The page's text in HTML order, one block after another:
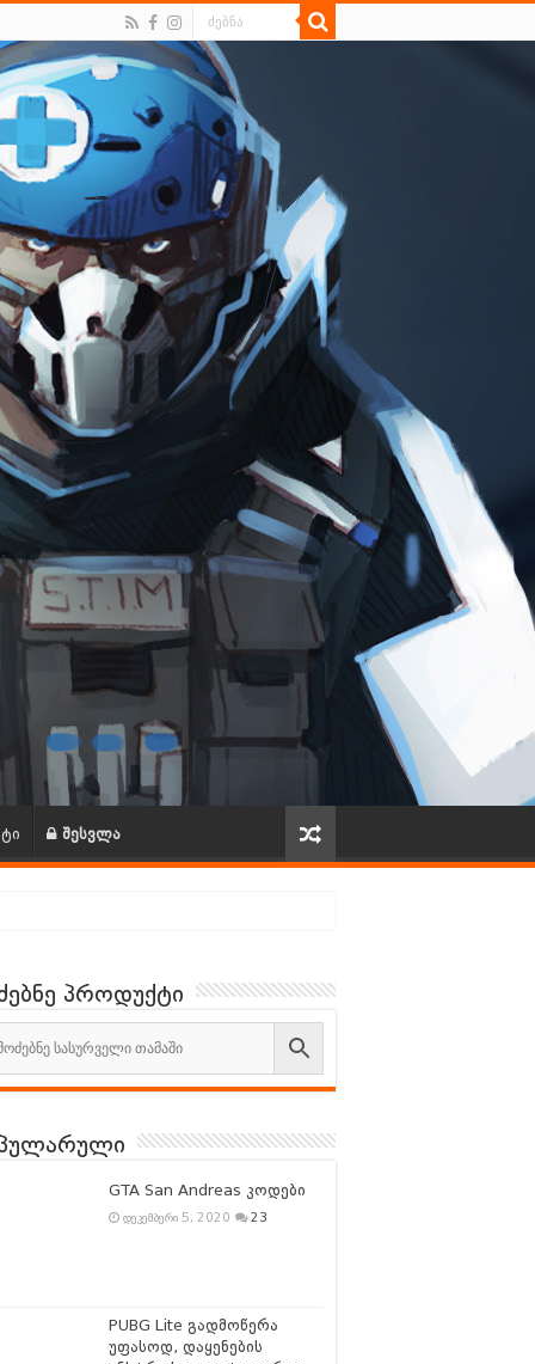
შესვლა
პროდუქტი
GTA San Andreas კოდები
დეკემბერი 5, 2020 23
PUBG Lite გადმოწერა
უფასოდ, დაყენების